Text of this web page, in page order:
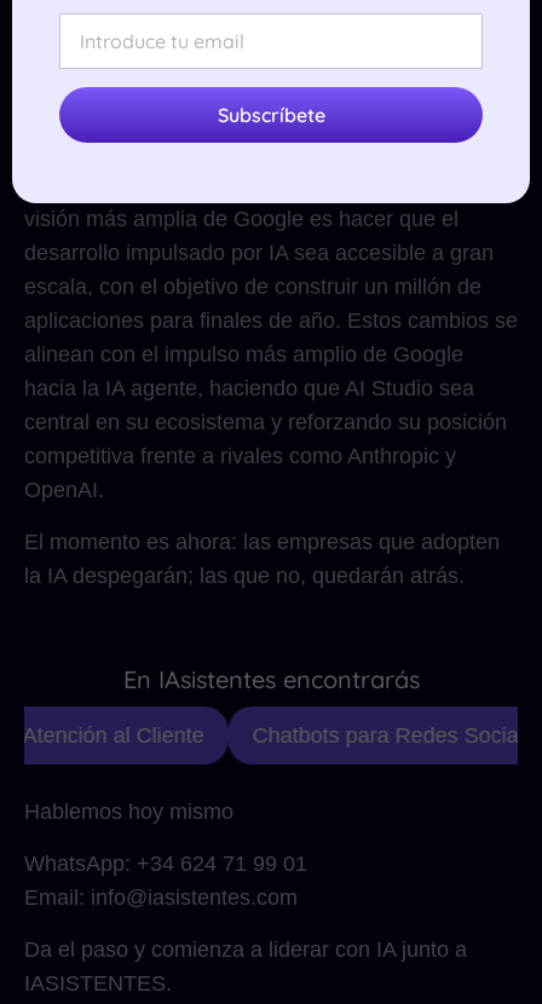
en Google Cloud Run con un solo clic, otorgando
una URL en vivo para acceso inmediato. Si bien
los detalles sobre la publicación de aplicaciones,
ya sea en una galería pública o en otro lugar, aún
visión más amplia de Google es hacer que el
desarrollo impulsado por IA sea accesible a gran
escala, con el objetivo de construir un millón de
aplicaciones para finales de año. Estos cambios se
alinean con el impulso más amplio de Google
hacia la IA agente, haciendo que AI Studio sea
central en su ecosistema y reforzando su posición
competitiva frente a rivales como Anthropic y
OpenAI.
El momento es ahora: las empresas que adopten
la IA despegarán; las que no, quedarán atrás.
En IAsistentes encontrarás
Atención al Cliente Chatbots para Redes Sociales
Hablemos hoy mismo
WhatsApp: +34 624 71 99 01
Email: info@iasistentes.com
Da el paso y comienza a liderar con IA junto a
IASISTENTES.
Subscríbete